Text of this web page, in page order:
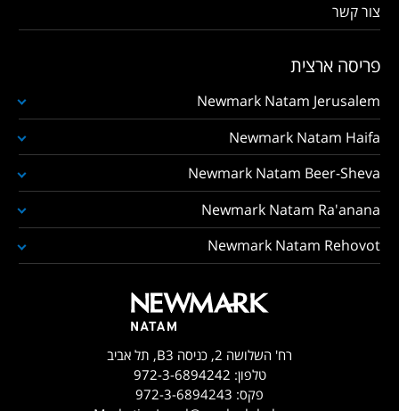
צור קשר
פריסה ארצית
Newmark Natam Jerusalem
Newmark Natam Haifa
Newmark Natam Beer-Sheva
Newmark Natam Ra'anana
Newmark Natam Rehovot
רח' השלושה 2, כניסה B3, תל אביב
טלפון: 972-3-6894242
פקס: 972-3-6894243